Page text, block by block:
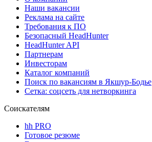
Наши вакансии
Реклама на сайте
Требования к ПО
Безопасный HeadHunter
HeadHunter API
Партнерам
Инвесторам
Каталог компаний
Поиск по вакансиям в Якшур-Бодье
Сетка: соцсеть для нетворкинга
Соискателям
hh PRO
Готовое резюме